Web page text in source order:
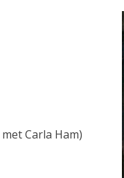
met Carla Ham)